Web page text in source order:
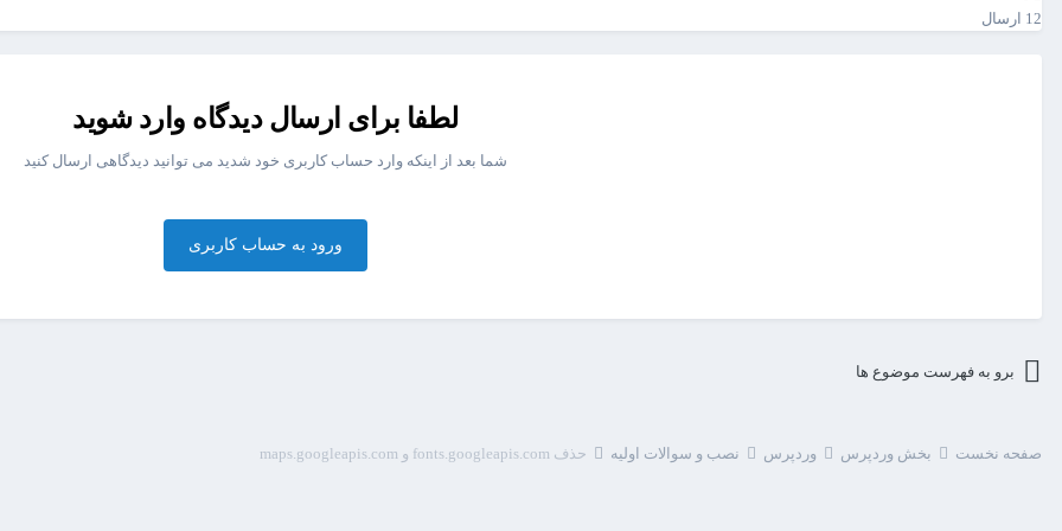
12 ارسال
لطفا برای ارسال دیدگاه وارد شوید
شما بعد از اینکه وارد حساب کاربری خود شدید می توانید دیدگاهی ارسال کنید
ورود به حساب کاربری
برو به فهرست موضوع ها
صفحه نخست بخش وردپرس وردپرس نصب و سوالات اولیه حذف fonts.googleapis.com و maps.googleapis.com